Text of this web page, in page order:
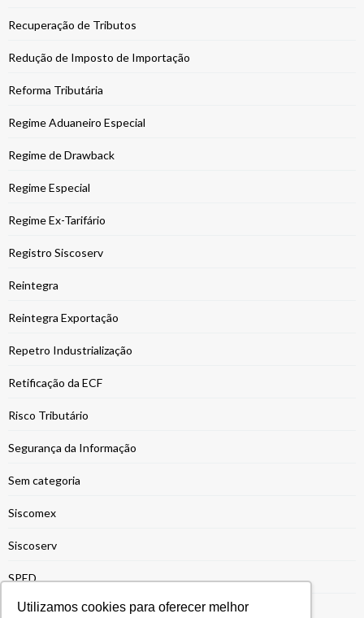
Utilizamos cookies para oferecer melhor
Recuperação de Tributos
Redução de Imposto de Importação
Reforma Tributária
Regime Aduaneiro Especial
Regime de Drawback
Regime Especial
Regime Ex-Tarifário
Registro Siscoserv
Reintegra
Reintegra Exportação
Repetro Industrialização
Retificação da ECF
Risco Tributário
Segurança da Informação
Sem categoria
Siscomex
Siscoserv
SPED
SPED Contábil